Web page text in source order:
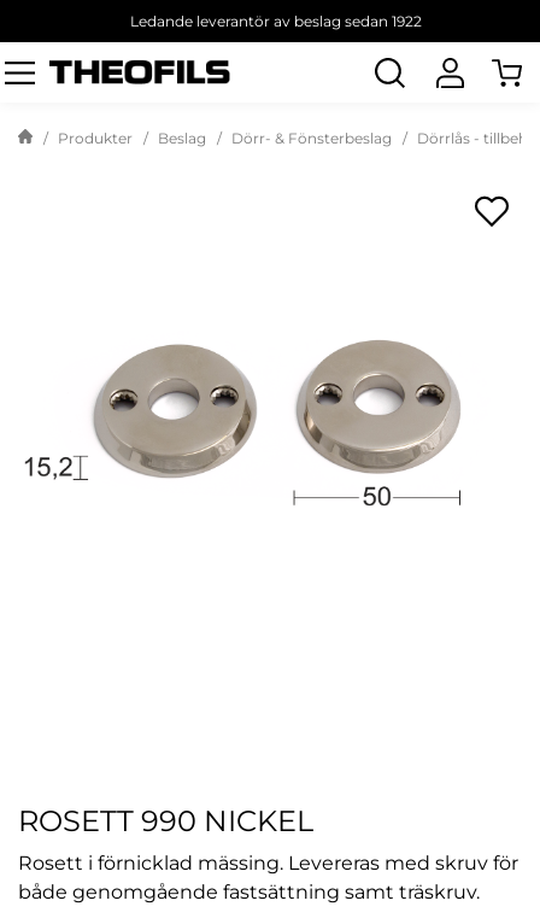
Ledande leverantör av beslag sedan 1922
Sök
produkt
Produkter Beslag Dörr- & Fönsterbeslag Dörrlås -
ROSETT 990 NICKEL
Rosett i förnicklad mässing. Levereras med skruv för
både genomgående fastsättning samt träskruv.